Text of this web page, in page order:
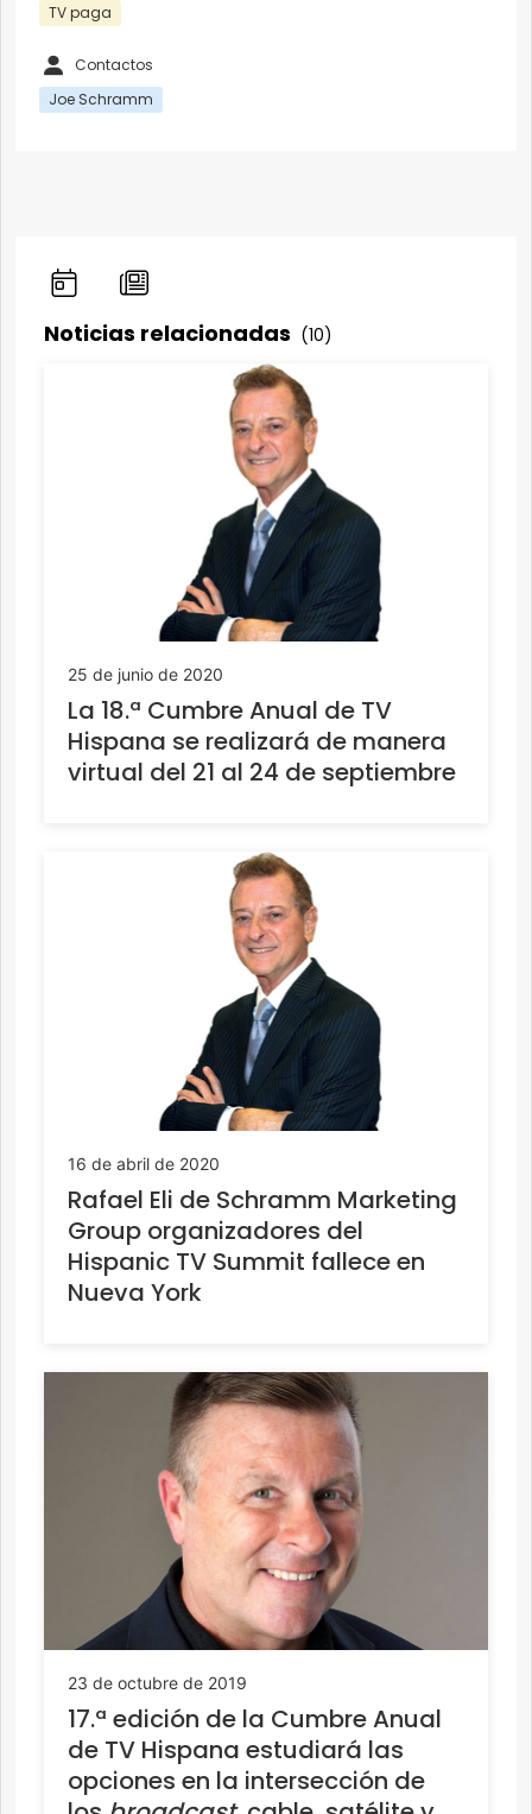
TV paga
Contactos
Joe Schramm
Noticias relacionadas (10)
25 de junio de 2020
La 18.ª Cumbre Anual de TV
Hispana se realizará de manera
virtual del 21 al 24 de septiembre
16 de abril de 2020
Rafael Eli de Schramm Marketing
Group organizadores del
Hispanic TV Summit fallece en
Nueva York
23 de octubre de 2019
17.ª edición de la Cumbre Anual
de TV Hispana estudiará las
opciones en la intersección de